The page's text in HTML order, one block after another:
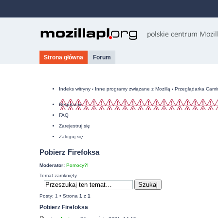
Strona główna Forum
Indeks witryny ‹ Inne programy związane z Mozillą ‹ Przeglądarka
Regulamin
FAQ
Zarejestruj się
Zaloguj się
Pobierz Firefoksa
Moderator: Pomocy?!
Temat zamknięty
Posty: 1 • Strona 1 z 1
Pobierz Firefoksa